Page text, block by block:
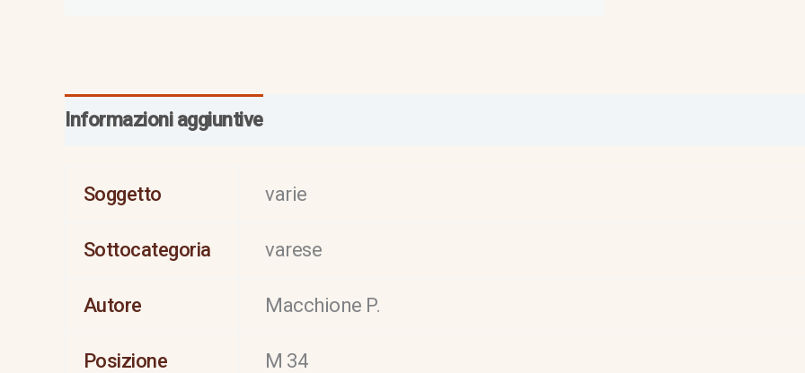
Informazioni aggiuntive
Soggetto varie
Sottocategoria varese
Autore Macchione P.
Posizione M 34